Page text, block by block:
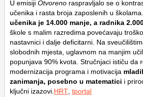
U emisiji Otvoreno raspravljalo se o
učenika i rasta broja zaposlenih u
učenika je 14.000 manje, a radnika
škole s malim razredima povećavaju
nastavnici i dalje deficitarni. Na
slobodnih mjesta, uglavnom na manjim
popunjava 90% kvota. Stručnjaci ističu da
modernizacija programa i motivacija
zanimanja, posebno u matematici i
ključni izazovi. HRT tportal